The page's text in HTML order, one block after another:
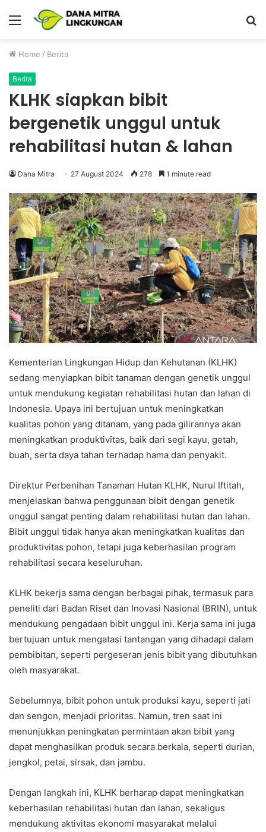
Menu
Home / Berita
Berita
KLHK siapkan bibit
bergenetik unggul untuk
rehabilitasi hutan & lahan
Dana Mitra 27 August 2024 278 1 minute read
Kementerian Lingkungan Hidup dan Kehutanan (KLHK)
sedang menyiapkan bibit tanaman dengan genetik unggul
untuk mendukung kegiatan rehabilitasi hutan dan lahan di
Indonesia. Upaya ini bertujuan untuk meningkatkan
kualitas pohon yang ditanam, yang pada gilirannya akan
meningkatkan produktivitas, baik dari segi kayu, getah,
buah, serta daya tahan terhadap hama dan penyakit.
Direktur Perbenihan Tanaman Hutan KLHK, Nurul Iftitah,
menjelaskan bahwa penggunaan bibit dengan genetik
unggul sangat penting dalam rehabilitasi hutan dan lahan.
Bibit unggul tidak hanya akan meningkatkan kualitas dan
produktivitas pohon, tetapi juga keberhasilan program
rehabilitasi secara keseluruhan.
KLHK bekerja sama dengan berbagai pihak, termasuk para
peneliti dari Badan Riset dan Inovasi Nasional (BRIN), untuk
mendukung pengadaan bibit unggul ini. Kerja sama ini juga
bertujuan untuk mengatasi tantangan yang dihadapi dalam
pembibitan, seperti pergeseran jenis bibit yang dibutuhkan
oleh masyarakat.
Sebelumnya, bibit pohon untuk produksi kayu, seperti jati
dan sengon, menjadi prioritas. Namun, tren saat ini
menunjukkan peningkatan permintaan akan bibit yang
dapat menghasilkan produk secara berkala, seperti durian,
jengkol, petai, sirsak, dan jambu.
Dengan langkah ini, KLHK berharap dapat meningkatkan
keberhasilan rehabilitasi hutan dan lahan, sekaligus
mendukung aktivitas ekonomi masyarakat melalui